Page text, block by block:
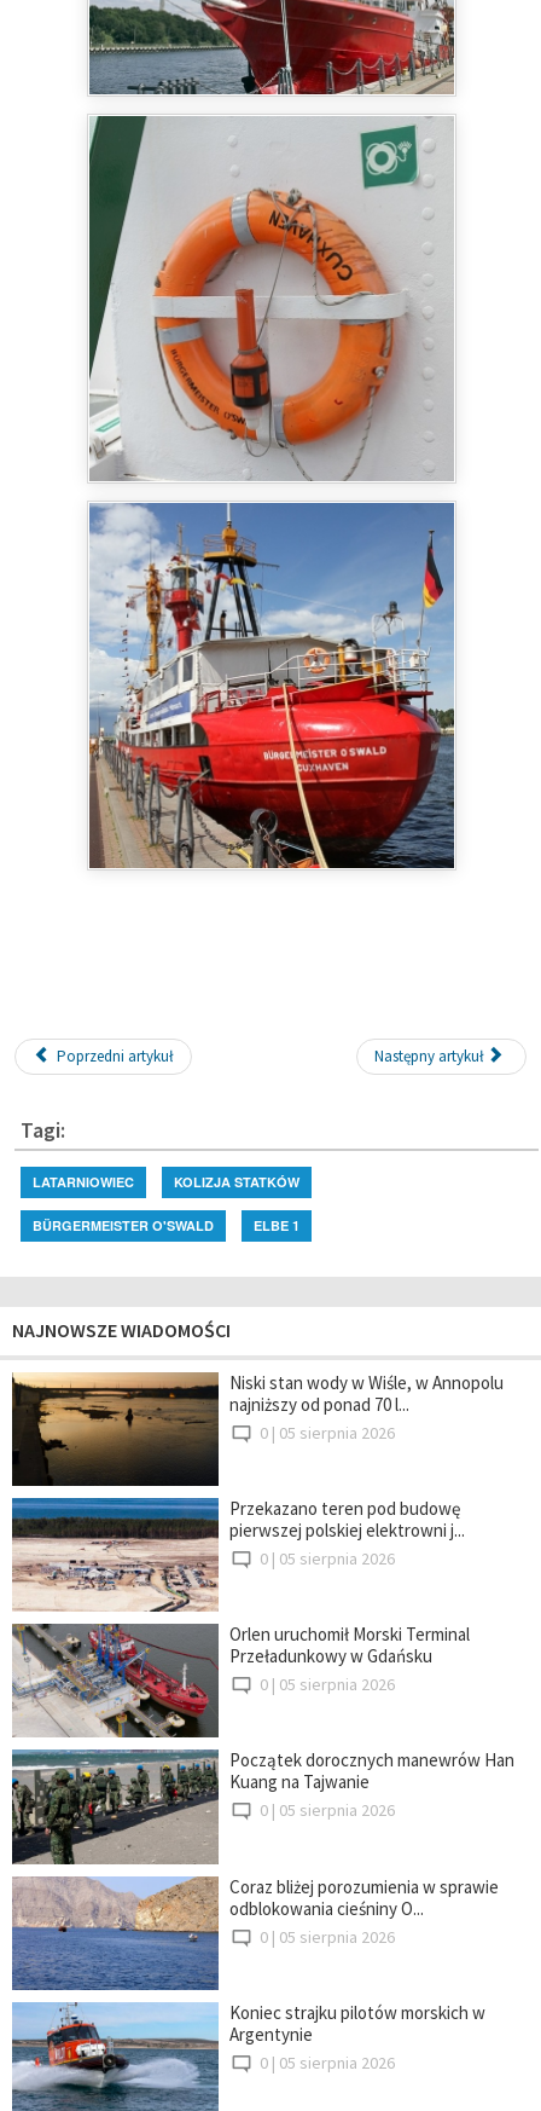
Poprzedni artykuł Następny artykuł
Tagi:
LATARNIOWIEC KOLIZJA STATKÓW
BÜRGERMEISTER O'SWALD ELBE 1
NAJNOWSZE WIADOMOŚCI
Niski stan wody w Wiśle, w Annopolu
najniższy od ponad 70 l...
0 | 05 sierpnia 2026
Przekazano teren pod budowę
pierwszej polskiej elektrowni j...
0 | 05 sierpnia 2026
Orlen uruchomił Morski Terminal
Przeładunkowy w Gdańsku
0 | 05 sierpnia 2026
Początek dorocznych manewrów Han
Kuang na Tajwanie
0 | 05 sierpnia 2026
Coraz bliżej porozumienia w sprawie
odblokowania cieśniny O...
0 | 05 sierpnia 2026
Koniec strajku pilotów morskich w
Argentynie
0 | 05 sierpnia 2026